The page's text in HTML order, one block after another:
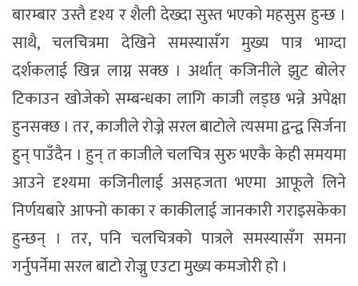
बारम्बार उस्तै दृश्य र शैली देख्दा सुस्त भएको महसुस हुन्छ ।
साथै, चलचित्रमा देखिने समस्यासँग मुख्य पात्र भाग्दा
दर्शकलाई खिन्न लाग्न सक्छ । अर्थात् कजिनीले झुट बोलेर
टिकाउन खोजेको सम्बन्धका लागि काजी लड्छ भन्ने अपेक्षा
हुनसक्छ । तर, काजीले रोज्ने सरल बाटोले त्यसमा द्वन्द्व सिर्जना
हुन् पाउँदैन । हुन् त काजीले चलचित्र सुरु भएकै केही समयमा
आउने दृश्यमा कजिनीलाई असहजता भएमा आफूले लिने
निर्णयबारे आफ्नो काका र काकीलाई जानकारी गराइसकेका
हुन्छन् । तर, पनि चलचित्रको पात्रले समस्यासँग समना
गर्नुपर्नेमा सरल बाटो रोज्नु एउटा मुख्य कमजोरी हो ।